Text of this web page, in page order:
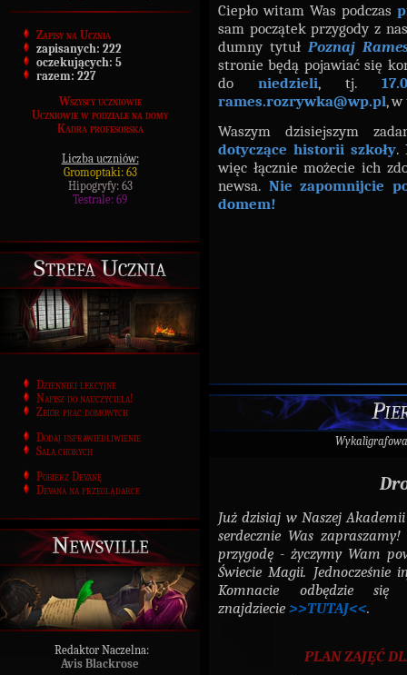
Zapisy na Ucznia
zapisanych: 222
oczekujących: 5
razem: 227
Wszyscy uczniowie
Uczniowie w podziale na domy
Kadra profesorska
Liczba uczniów:
Gromoptaki: 63
Hipogryfy: 63
Testrale: 69
Strefa Ucznia
Dzienniki lekcyjne
Napisz do nauczyciela!
Zbiór prac domowych
Dodaj usprawiedliwienie
Sala chorych
Pobierz Devanę
Devana na przeglądarce
Newsville
Redaktor Naczelna:
Avis Blackrose
Ciepło witam Was podczas
sam początek przygody z
dumny tytuł Poznaj
stronie będą pojawiać się
doniedzieli, tj.
rames.rozrywka@wp.pl,
Waszym dzisiejszym
dotyczące historii szkoły.
więc łącznie możecie ich
newsa. Nie zapomnijcie
domem!
Już dzisiaj w Naszej
serdecznie Was
przygodę - życzymy Wam
Świecie Magii.
Komnacie odbędzie
znajdziecie >>TUTAJ<<.
PLAN ZAJĘĆ